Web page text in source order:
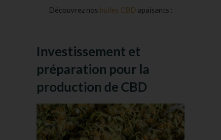
Découvrez nos huiles CBD apaisants :
Investissement et
préparation pour la
production de CBD